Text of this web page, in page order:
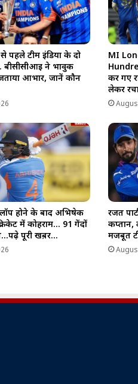
से पहले टीम इंडिया के दो
बीसीसीआई ने भावुक
आभार, जानें कौन
MI
कर गए
लेकर
होने के बाद अभिषेक
में कोहराम… 91 गेंदों
पूरी खब़र…
रजत
कप्तान,
मजबूत